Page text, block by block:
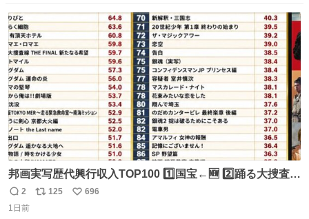
ト
数
数
邦画実写歴代興行収入TOP100 1️⃣国宝←🆕 2️⃣踊る大捜査線
THE MOVIE2 3️⃣南極物語 4️⃣踊る大捜査線 THE MOVIE 5️⃣
子猫物語 6️⃣劇場版コード・ブルー 7️⃣天と地と 8️⃣永遠の0
返
信
2
リ
125
い
696
1日前